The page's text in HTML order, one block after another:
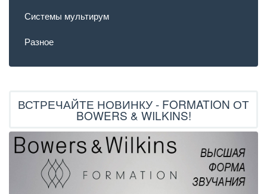
Системы мультирум
Разное
ВСТРЕЧАЙТЕ НОВИНКУ - FORMATION ОТ
BOWERS & WILKINS!